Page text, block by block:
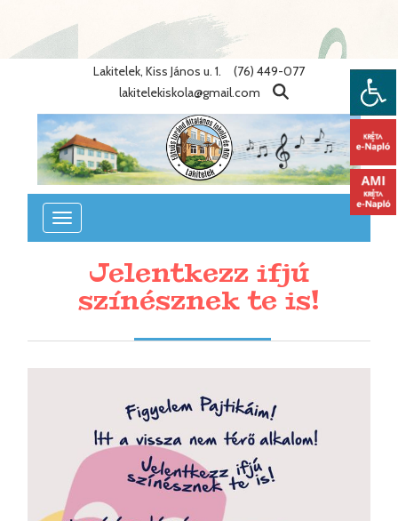
: Undefined variable $lang_id in
/home/eotvosiskola/public_html/lib/nyelvek.php on line
Lakitelek, Kiss János u. 1.
(76) 449-077
lakitelekiskola@gmail.com
Toggle
navigation
Jelentkezz ifjú
színésznek te is!